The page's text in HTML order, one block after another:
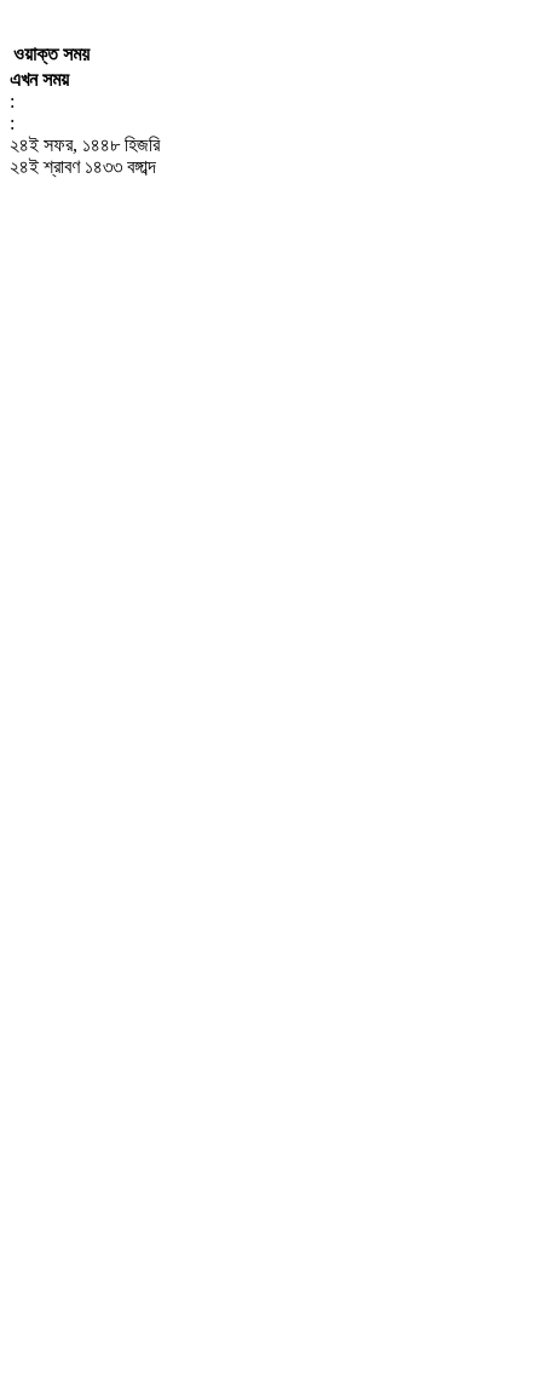
ওয়াক্ত সময়
এখন সময়
:
:
২৪ই সফর, ১৪৪৮ হিজরি
২৪ই শ্রাবণ ১৪৩৩ বঙ্গাব্দ